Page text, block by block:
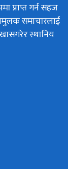
प्राप्त गर्न सहज
समाचारलाई
स्थानिय